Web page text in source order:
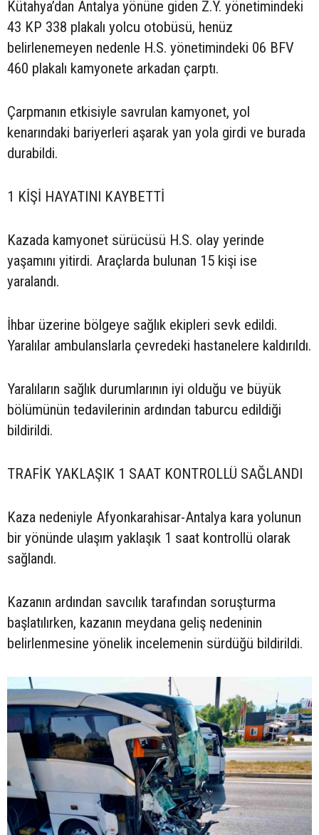
Kütahya’dan Antalya yönüne giden Z.Y. yönetimindeki
43 KP 338 plakalı yolcu otobüsü, henüz
belirlenemeyen nedenle H.S. yönetimindeki 06 BFV
460 plakalı kamyonete arkadan çarptı.
Çarpmanın etkisiyle savrulan kamyonet, yol
kenarındaki bariyerleri aşarak yan yola girdi ve burada
durabildi.
1 KİŞİ HAYATINI KAYBETTİ
Kazada kamyonet sürücüsü H.S. olay yerinde
yaşamını yitirdi. Araçlarda bulunan 15 kişi ise
yaralandı.
İhbar üzerine bölgeye sağlık ekipleri sevk edildi.
Yaralılar ambulanslarla çevredeki hastanelere kaldırıldı.
Yaralıların sağlık durumlarının iyi olduğu ve büyük
bölümünün tedavilerinin ardından taburcu edildiği
bildirildi.
TRAFİK YAKLAŞIK 1 SAAT KONTROLLÜ SAĞLANDI
Kaza nedeniyle Afyonkarahisar-Antalya kara yolunun
bir yönünde ulaşım yaklaşık 1 saat kontrollü olarak
sağlandı.
Kazanın ardından savcılık tarafından soruşturma
başlatılırken, kazanın meydana geliş nedeninin
belirlenmesine yönelik incelemenin sürdüğü bildirildi.